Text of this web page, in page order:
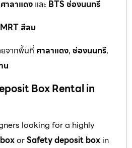
าลาแดง และ BTS ช่องนนทรี
MRT สีลม
ยจากพื้นที่ ศาลาแดง, ช่องนนทรี,
น
Box Rental in
looking for a highly
orSafety deposit box in